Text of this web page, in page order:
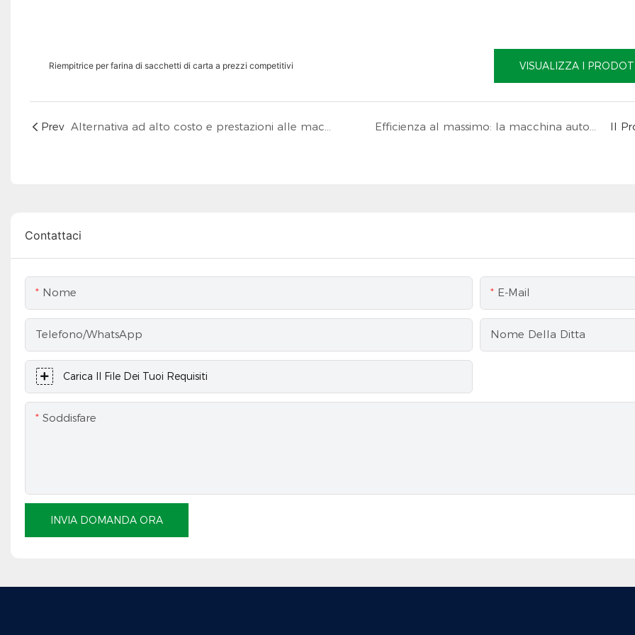
Riempitrice per farina di sacchetti di carta a prezzi competitivi VISUALIZZA I
Prev Alternativa ad alto costo e prestazioni alle macchine per sacchetti di carta per farina Italpack e FAWEMA --- Produttore cinese Efficienza al massimo: la macchina automatica per il confezionamento del riso da 1-5 kg Il
Contattaci
Nome E-Mail
Telefono/WhatsApp Nome Della Ditta
Carica Il File Dei Tuoi Requisiti
Soddisfare
INVIA DOMANDA ORA